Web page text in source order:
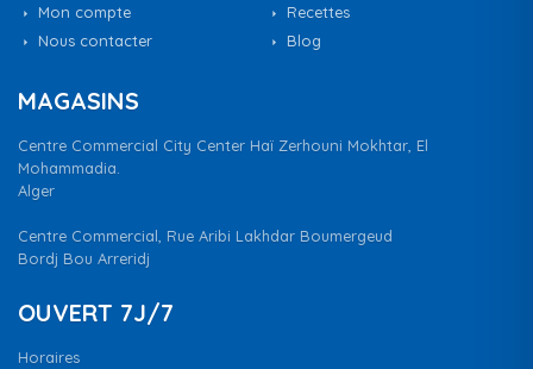
Mon compte
Recettes
Nous contacter
Blog
MAGASINS
Centre Commercial City Center Haï Zerhouni Mokhtar, El
Mohammadia.
Alger
Centre Commercial, Rue Aribi Lakhdar Boumergeud
Bordj Bou Arreridj
OUVERT 7J/7
Horaires